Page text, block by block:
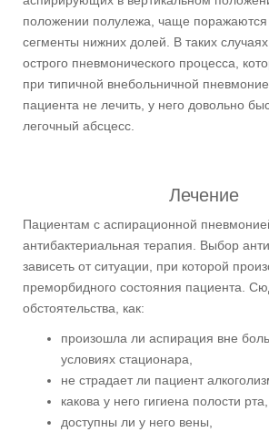
положении полулежа, чаще поражаются
сегменты нижних долей. В таких
острого пневмонического процесса,
при типичной внебольничной
пациента не лечить, у него довольно
легочный абсцесс.
Лечение
Пациентам с аспирационной
антибактериальная терапия. Выбор
зависеть от ситуации, при которой
преморбидного состояния пациента.
обстоятельства, как:
произошла ли аспирация вне
условиях стационара,
не страдает ли пациент
какова у него гигиена полости рта,
доступны ли у него вены,